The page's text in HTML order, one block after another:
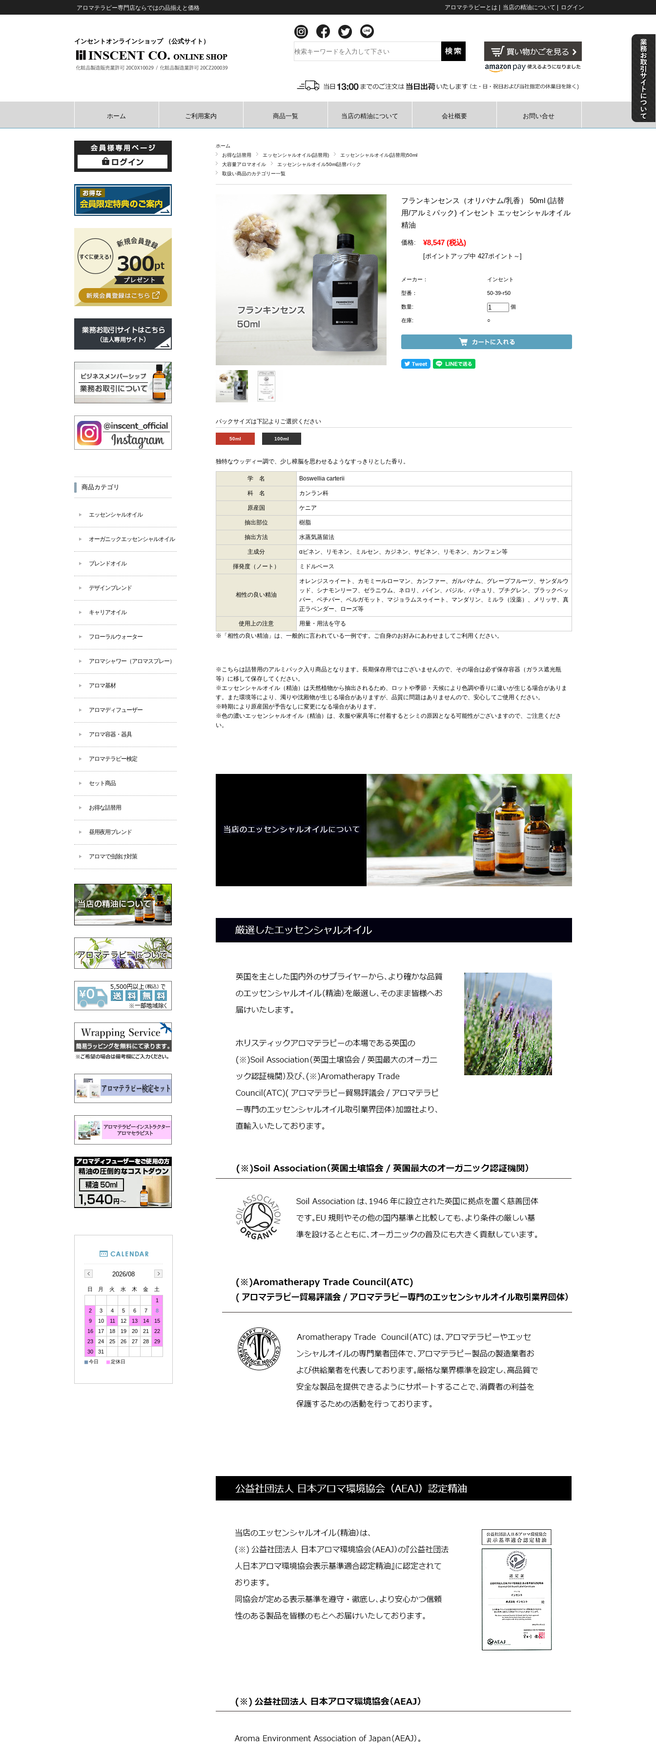
アロマテラピー専門店ならではの品揃えと価格 アロマテラピーとは 当店の精油について ログイン
インセントオンラインショップ （公式サイト）
ホーム ご利用案内 商品一覧 当店の精油について 会社概要 お問い合せ
ホーム
お得な詰替用
エッセンシャルオイル(詰替用)
エッセンシャルオイル(詰替用)50ml
大容量アロマオイル
エッセンシャルオイル50ml詰替パック
取扱い商品のカテゴリー一覧
フランキンセンス（オリバナム/乳香） 50ml (詰替
用/アルミパック) インセント エッセンシャルオイル
精油
価格: ¥8,547 (税込)
[ポイントアップ中 427ポイント～]
メーカー： インセント
型番： 50-39-r50
数量: 個
在庫: ○
パックサイズは下記よりご選択ください
50ml 100ml
独特なウッディー調で、少し樟脳を思わせるようなすっきりとした香り。
学 名 Boswellia carterii
科 名 カンラン科
原産国 ケニア
抽出部位 樹脂
抽出方法 水蒸気蒸留法
主成分 αピネン、リモネン、ミルセン、カジネン、サビネン、リモネン、カンフェン等
揮発度（ノート） ミドルベース
相性の良い精油
オレンジスゥイート、カモミールローマン、カンファー、ガルバナム、グレープフルーツ、サンダルウ
ッド、シナモンリーフ、ゼラニウム、ネロリ、パイン、バジル、パチュリ、プチグレン、ブラックペッ
パー、ベチバー、ベルガモット、マジョラムスゥイート、マンダリン、ミルラ（没薬）、メリッサ、真
正ラベンダー、ローズ等
使用上の注意
用量・用法を守る
※「相性の良い精油」は、一般的に言われている一例です。ご自身のお好みにあわせましてご利用ください。
※こちらは詰替用のアルミパック入り商品となります。長期保存用ではございませんので、その場合は必ず保存容器（ガラス遮光瓶
等）に移して保存してください。
※エッセンシャルオイル（精油）は天然植物から抽出されるため、ロットや季節・天候により色調や香りに違いが生じる場合がありま
す。また環境等により、濁りや沈殿物が生じる場合がありますが、品質に問題はありませんので、安心してご使用ください。
※時期により原産国が予告なしに変更になる場合があります。
※色の濃いエッセンシャルオイル（精油）は、衣服や家具等に付着するとシミの原因となる可能性がございますので、ご注意くださ
い。
商品カテゴリ
エッセンシャルオイル
オーガニックエッセンシャルオイル
ブレンドオイル
デザインブレンド
キャリアオイル
フローラルウォーター
アロマシャワー（アロマスプレー）
アロマ基材
アロマディフューザー
アロマ容器・器具
アロマテラピー検定
セット商品
お得な詰替用
昼用夜用ブレンド
アロマで虫除け対策
2026/08
日 月 火 水 木 金
土
1
2
3 4 5 6 7
8
9
10 11 12 13 14
15
16
17 18 19 20 21
22
23
24 25 26 27 28
29
30
31
■今日 ■定休日